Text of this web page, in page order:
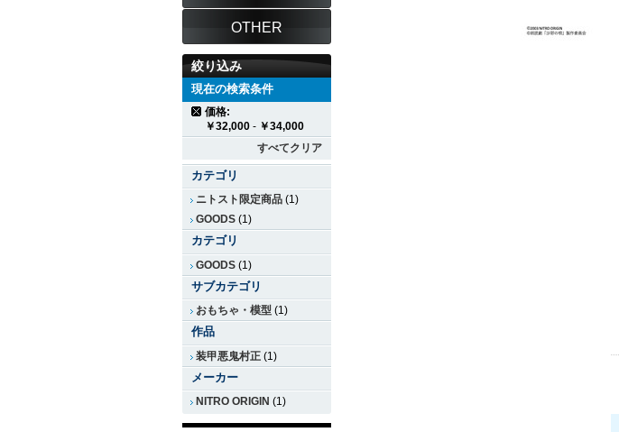
OTHER
絞り込み
現在の検索条件
価格:
￥32,000 - ￥34,000
すべてクリア
カテゴリ
ニトスト限定商品 (1)
GOODS (1)
カテゴリ
GOODS (1)
サブカテゴリ
おもちゃ・模型 (1)
作品
装甲悪鬼村正 (1)
メーカー
NITRO ORIGIN (1)